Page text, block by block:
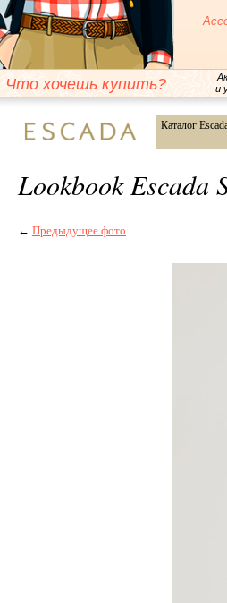
Что хочешь купить?
и
Каталог
Lookbook Escada
← Предыдущее фото